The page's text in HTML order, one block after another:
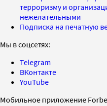
терроризму и
нежелательными
Подписка на печатную
Мы в соцсетях:
Telegram
ВКонтакте
YouTube
Мобильное приложение